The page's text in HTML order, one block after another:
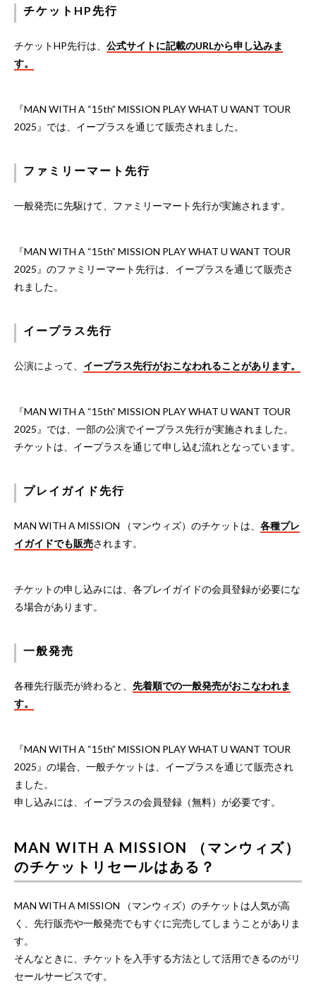
チケットHP先行
チケットHP先行は、 公式サイトに記載のURLから申し込みま
す。
『MAN WITH A “15th” MISSION PLAY WHAT U WANT TOUR
2025』では、イープラスを通じて販売されました。
ファミリーマート先行
一般発売に先駆けて、ファミリーマート先行が実施されます。
『MAN WITH A “15th” MISSION PLAY WHAT U WANT TOUR
2025』のファミリーマート先行は、イープラスを通じて販売さ
れました。
イープラス先行
公演によって、 イープラス先行がおこなわれることがあります。
『MAN WITH A “15th” MISSION PLAY WHAT U WANT TOUR
2025』では、一部の公演でイープラス先行が実施されました。
チケットは、イープラスを通じて申し込む流れとなっています。
プレイガイド先行
MAN WITH A MISSION （マンウィズ）のチケットは、 各種プレ
イガイドでも販売されます。
チケットの申し込みには、各プレイガイドの会員登録が必要にな
る場合があります。
一般発売
各種先行販売が終わると、 先着順での一般発売がおこなわれま
す。
『MAN WITH A “15th” MISSION PLAY WHAT U WANT TOUR
2025』の場合、一般チケットは、イープラスを通じて販売され
ました。
申し込みには、イープラスの会員登録（無料）が必要です。
MAN WITH A MISSION （マンウィズ）
のチケットリセールはある？
MAN WITH A MISSION （マンウィズ）のチケットは人気が高
く、先行販売や一般発売でもすぐに完売してしまうことがありま
す。
そんなときに、チケットを入手する方法として活用できるのがリ
セールサービスです。